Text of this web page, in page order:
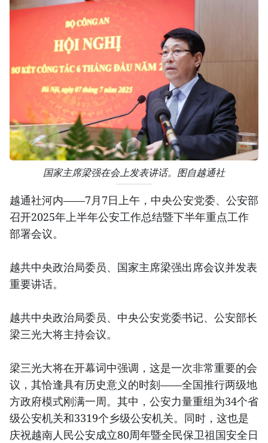
国家主席梁强在会上发表讲话。图自越通社
越通社河内——7月7日上午，中央公安党委、公安部
召开2025年上半年公安工作总结暨下半年重点工作
部署会议。
越共中央政治局委员、国家主席梁强出席会议并发表
重要讲话。
越共中央政治局委员、中央公安党委书记、公安部长
梁三光大将主持会议。
梁三光大将在开幕词中强调，这是一次非常重要的会
议，其恰逢具有历史意义的时刻——全国推行两级地
方政府模式刚满一周。其中，公安力量重组为34个省
级公安机关和3319个乡级公安机关。同时，这也是
庆祝越南人民公安成立80周年暨全民保卫祖国安全日